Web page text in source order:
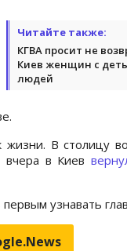
Читайте также:
КГВА просит не
Киев женщин с
людей
В столицу
вчера в Киев
узнавать